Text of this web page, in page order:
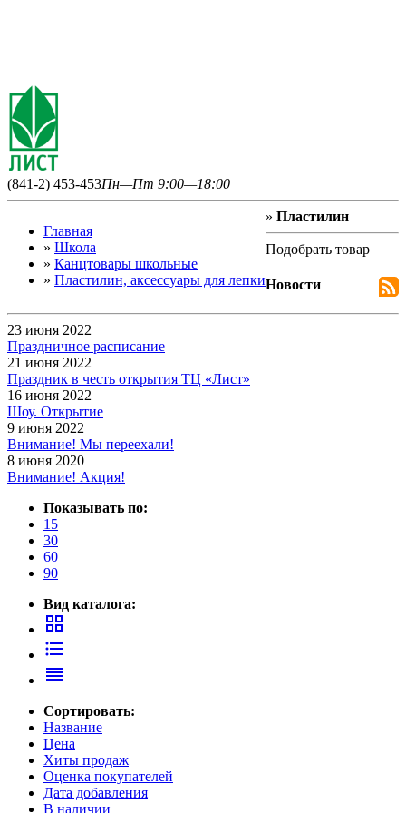
(841-2) 453-453Пн—Пт 9:00—18:00
Главная
» Школа
» Канцтовары школьные
» Пластилин, аксессуары для лепки
» Пластилин
Подобрать товар
Новости
23 июня 2022
Праздничное расписание
21 июня 2022
Праздник в честь открытия ТЦ «Лист»
16 июня 2022
Шоу. Открытие
9 июня 2022
Внимание! Мы переехали!
8 июня 2020
Внимание! Акция!
Показывать по:
15
30
60
90
Вид каталога:
grid_view
format_list_bulleted
reorder
Сортировать:
Название
Цена
Хиты продаж
Оценка покупателей
Дата добавления
В наличии